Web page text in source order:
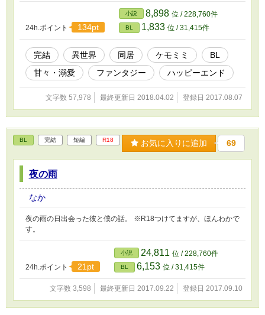
24h.ポイント 134pt
小説 8,898 位 / 228,760件
BL 1,833 位 / 31,415件
完結 異世界 同居 ケモミミ
BL
甘々・溺愛
ファンタジー ハッピーエンド
文字数 57,978 最終更新日 2018.04.02 登録日 2017.08.07
BL 完結 短編 R18 お気に入りに追加 69
夜の雨
なか
夜の雨の日出会った彼と僕の話。 ※R18つけてますが、ほんわかで
す。
24h.ポイント 21pt
小説 24,811 位 / 228,760件
BL 6,153 位 / 31,415件
文字数 3,598 最終更新日 2017.09.22 登録日 2017.09.10